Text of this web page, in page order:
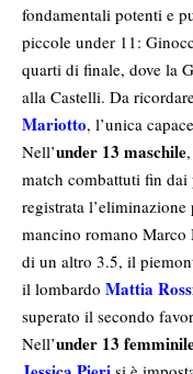
fondamentali potenti e
piccole under 11:
quarti di finale, dove la
alla Castelli. Da
Mariotto, l’unica
Nell’under 13 maschile
match combattuti fin
registrata
mancino romano
di un altro 3.5, il
il lombardo Mattia
superato il secondo
Nell’under 13